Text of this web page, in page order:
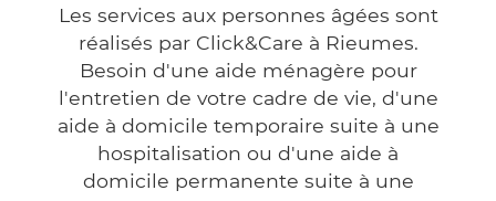
Les services aux personnes âgées sont
réalisés par Click&Care à Rieumes.
Besoin d'une aide ménagère pour
l'entretien de votre cadre de vie, d'une
aide à domicile temporaire suite à une
hospitalisation ou d'une aide à
domicile permanente suite à une